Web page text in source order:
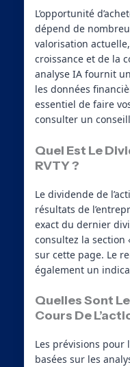
L’opportunité
dépend de
valorisation
croissance et de la
analyse IA fournit
les données
essentiel de faire
consulter un
Quel Est Le
RVTY ?
Le dividende de
résultats de
exact du dernier
consultez la section
sur cette page. Le
également un
Quelles Sont
Cours De
Les prévisions pour
basées sur les